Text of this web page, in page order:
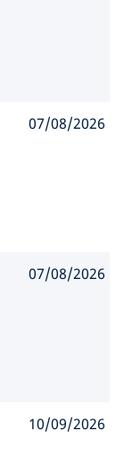
07/08/2026
07/08/2026
10/09/2026